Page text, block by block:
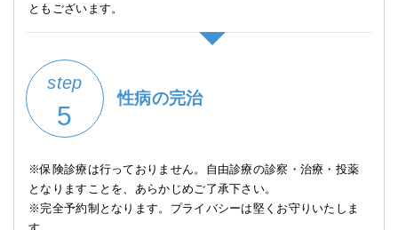
ともございます。
step
5
性病の完治
※保険診療は行っておりません。自由診療の診察・治療・投薬
となりますことを、あらかじめご了承下さい。
※完全予約制となります。プライバシーは堅くお守りいたしま